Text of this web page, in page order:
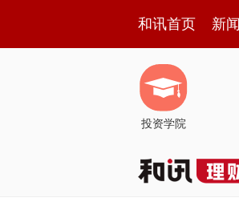
和讯首页 新闻
投资学院